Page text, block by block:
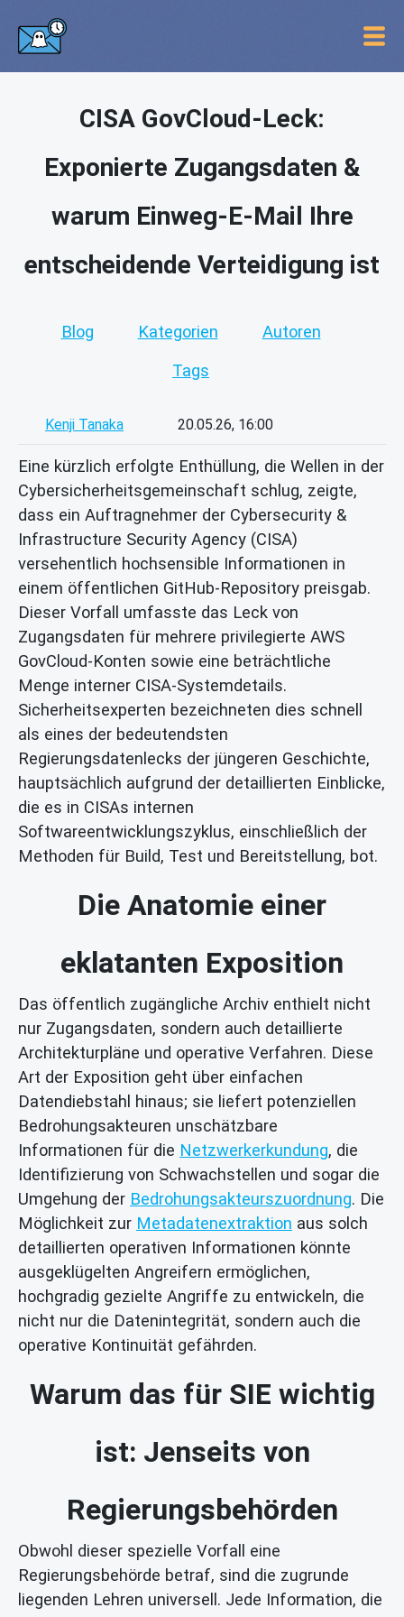
CISA GovCloud-Leck:
Exponierte Zugangsdaten &
warum Einweg-E-Mail Ihre
entscheidende Verteidigung ist
Blog Kategorien Autoren
Tags
Kenji Tanaka 20.05.26, 16:00
Eine kürzlich erfolgte Enthüllung, die Wellen in der
Cybersicherheitsgemeinschaft schlug, zeigte,
dass ein Auftragnehmer der Cybersecurity &
Infrastructure Security Agency (CISA)
versehentlich hochsensible Informationen in
einem öffentlichen GitHub-Repository preisgab.
Dieser Vorfall umfasste das Leck von
Zugangsdaten für mehrere privilegierte AWS
GovCloud-Konten sowie eine beträchtliche
Menge interner CISA-Systemdetails.
Sicherheitsexperten bezeichneten dies schnell
als eines der bedeutendsten
Regierungsdatenlecks der jüngeren Geschichte,
hauptsächlich aufgrund der detaillierten Einblicke,
die es in CISAs internen
Softwareentwicklungszyklus, einschließlich der
Methoden für Build, Test und Bereitstellung, bot.
Die Anatomie einer
eklatanten Exposition
Das öffentlich zugängliche Archiv enthielt nicht
nur Zugangsdaten, sondern auch detaillierte
Architekturpläne und operative Verfahren. Diese
Art der Exposition geht über einfachen
Datendiebstahl hinaus; sie liefert potenziellen
Bedrohungsakteuren unschätzbare
Informationen für die Netzwerkerkundung, die
Identifizierung von Schwachstellen und sogar die
Umgehung der Bedrohungsakteurszuordnung. Die
Möglichkeit zur Metadatenextraktion aus solch
detaillierten operativen Informationen könnte
ausgeklügelten Angreifern ermöglichen,
hochgradig gezielte Angriffe zu entwickeln, die
nicht nur die Datenintegrität, sondern auch die
operative Kontinuität gefährden.
Warum das für SIE wichtig
ist: Jenseits von
Regierungsbehörden
Obwohl dieser spezielle Vorfall eine
Regierungsbehörde betraf, sind die zugrunde
liegenden Lehren universell. Jede Information, die